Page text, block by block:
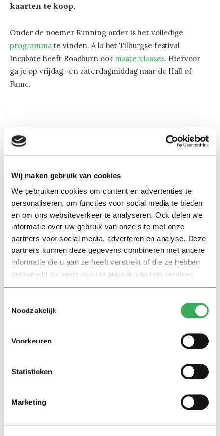
Wij maken gebruik van cookies
We gebruiken cookies om content en advertenties te
personaliseren, om functies voor social media te bieden
en om ons websiteverkeer te analyseren. Ook delen we
informatie over uw gebruik van onze site met onze
partners voor social media, adverteren en analyse. Deze
partners kunnen deze gegevens combineren met andere
informatie die u aan ze heeft verstrekt of die ze hebben
verzameld op basis van uw gebruik van hun services.
Noodzakelijk
Voorkeuren
Statistieken
Marketing
kaarten te koop.
Onder de noemer Running order is het volledige
programma te vinden. A la het Tilburgse festival
Incubate heeft Roadburn ook masterclasses. Hiervoor
ga je op vrijdag- en zaterdagmiddag naar de Hall of
Fame.
Interview
Marion Koopmans over online
bedreigingen en desinformatie:
‘Wetenschappers, kom die
ivoren toren uit’
Achtergrond
Kinderen spelen de Zero
kregen er een paar miljoen
slaapmiddelen: zo komen
studenten de tentamenperiode